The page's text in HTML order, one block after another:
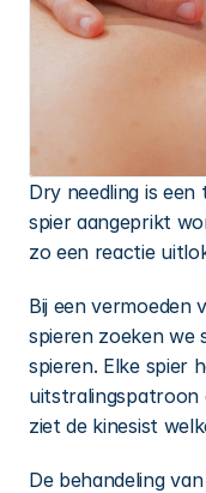
Dry needling is een
spier aangeprikt
zo een reactie
Bij een vermoeden
spieren zoeken we
spieren. Elke spier
uitstralingspatroon
ziet de kinesist
De behandeling